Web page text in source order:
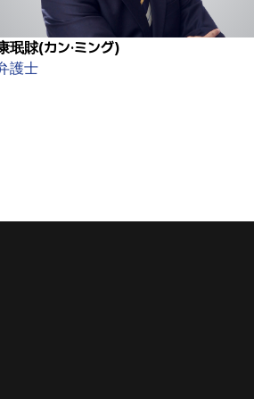
珉賕(カン·ミング)
護士